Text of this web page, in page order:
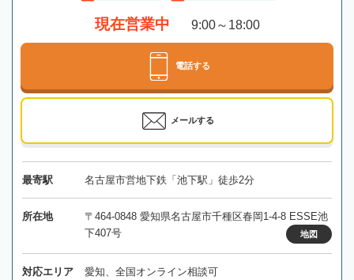
現在営業中 9:00～18:00
電話する
メールする
最寄駅 名古屋市営地下鉄「池下駅」徒歩2分
所在地
〒464-0848 愛知県名古屋市千種区春岡1-4-8 ESSE池
下407号
地図
対応エリア 愛知、全国オンライン相談可